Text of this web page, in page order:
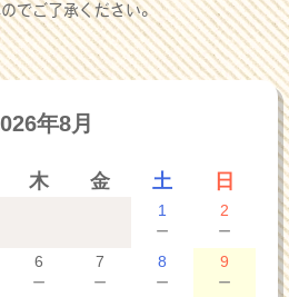
でご了承ください。
年8月
木 金 土 日
1
－
2
－
6
－
7
－
8
－
9
－